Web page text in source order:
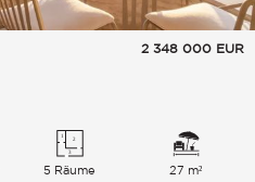
2 348 000 EUR
5 Räume 27 m²